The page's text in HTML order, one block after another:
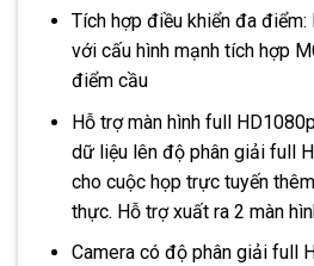
Tích hợp điều khiển đa
với cấu hình mạnh tích hợp
điểm cầu
Hỗ trợ màn hình full
dữ liệu lên độ phân giải full
cho cuộc họp trực tuyến
thực. Hỗ trợ xuất ra 2 màn
Camera có độ phân giải full